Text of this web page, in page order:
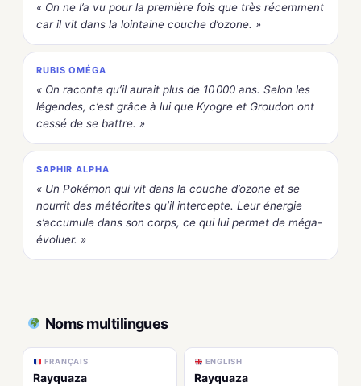
« On ne l’a vu pour la première fois que très récemment
car il vit dans la lointaine couche d’ozone. »
RUBIS OMÉGA
« On raconte qu’il aurait plus de 10 000 ans. Selon les
légendes, c’est grâce à lui que Kyogre et Groudon ont
cessé de se battre. »
SAPHIR ALPHA
« Un Pokémon qui vit dans la couche d’ozone et se
nourrit des météorites qu’il intercepte. Leur énergie
s’accumule dans son corps, ce qui lui permet de méga-
évoluer. »
Noms multilingues
FRANÇAIS
Rayquaza
ENGLISH
Rayquaza